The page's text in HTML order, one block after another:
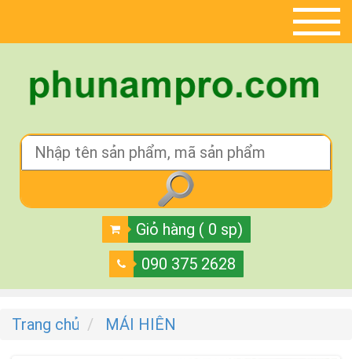
Giỏ hàng ( 0 sp)
090 375 2628
Trang chủ MÁI HIÊN